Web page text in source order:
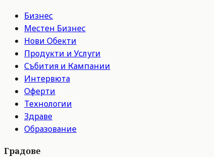
Бизнес
Местен Бизнес
Нови Обекти
Продукти и Услуги
Събития и Кампании
Интервюта
Оферти
Технологии
Здраве
Образование
Градове